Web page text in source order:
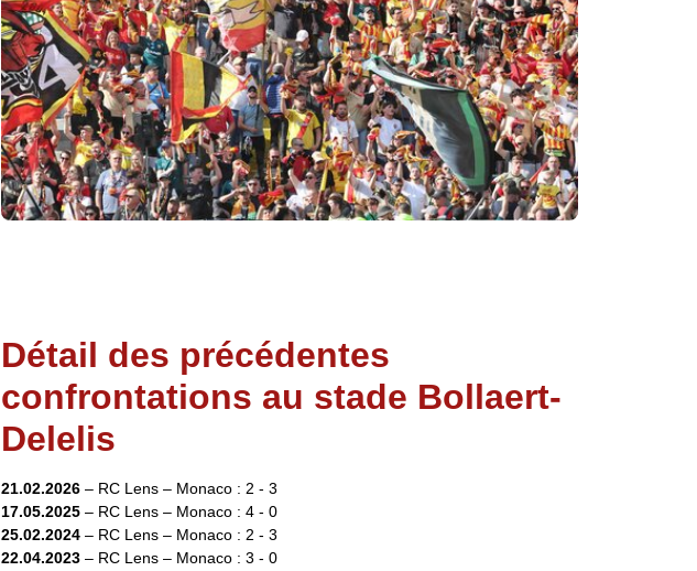
Détail des précédentes
confrontations au stade Bollaert-
Delelis
21.02.2026 – RC Lens – Monaco : 2 - 3
17.05.2025 – RC Lens – Monaco : 4 - 0
25.02.2024 – RC Lens – Monaco : 2 - 3
22.04.2023 – RC Lens – Monaco : 3 - 0